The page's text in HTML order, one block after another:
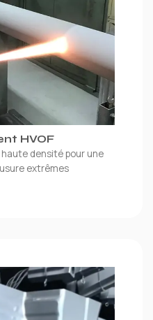
HVOF
densité pour une
extrêmes